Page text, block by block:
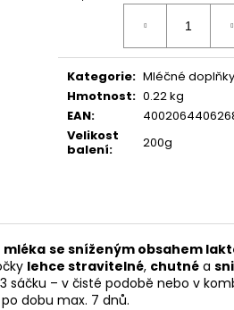
Kategorie: Mléčné doplňky
Hmotnost: 0.22 kg
EAN:
Velikost
balení: 200g
se sníženým obsahem
lehce stravitelné, chutné a
– v čisté podobě nebo v
dobu max. 7 dnů.